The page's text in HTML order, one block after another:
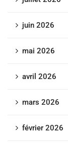
juin 2026
mai 2026
avril 2026
mars 2026
février 2026